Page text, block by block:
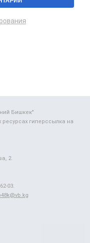
Бишкек"
гиперссылка на
2.
03.